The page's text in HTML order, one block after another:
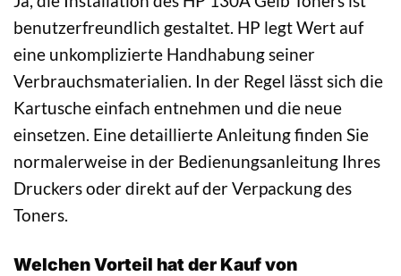
benutzerfreundlich gestaltet. HP legt Wert auf
eine unkomplizierte Handhabung seiner
Verbrauchsmaterialien. In der Regel lässt sich die
Kartusche einfach entnehmen und die neue
einsetzen. Eine detaillierte Anleitung finden Sie
normalerweise in der Bedienungsanleitung Ihres
Druckers oder direkt auf der Verpackung des
Toners.
Welchen Vorteil hat der Kauf von